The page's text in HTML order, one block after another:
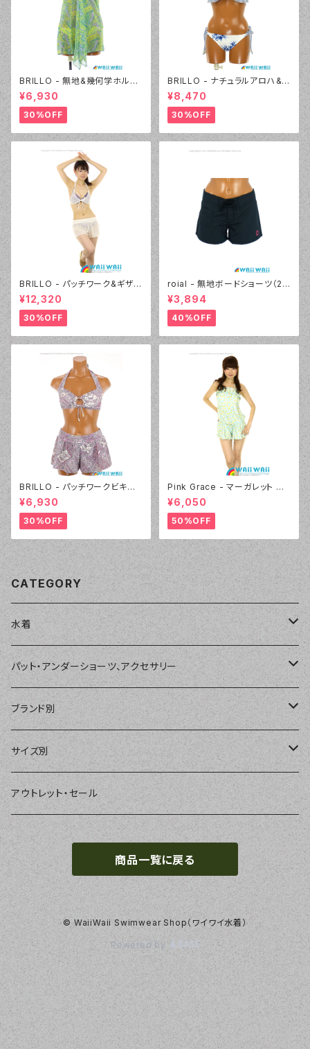
BRILLO - 無地&幾何学ホルタ
ー 2Wayパレオセット（3313 -
40:イエロー）
¥6,930
30%OFF
BRILLO - ナチュラルアロハ&D
ENIM フリル三角ビキニ（4306
- 01:ホワイト）
¥8,470
30%OFF
BRILLO - パッチワーク&ギザギ
ザニット キュロパンセット（330
6 - 75:ネイビーブルー）
¥12,320
30%OFF
roial - 無地ボードショーツ（22
430 - 05:ブラック）
¥3,894
40%OFF
BRILLO - パッチワークビキニ
キュロパンセット（3310 - 01:ホ
ワイト）
¥6,930
30%OFF
Pink Grace - マーガレット ロ
ンパース3点セット（4804 - 7
0:ブルー）
¥6,050
50%OFF
CATEGORY
水着
単品
ショートパンツ、ボードショーツ
パーカー、ラッシュパーカー
ラッシュガード、ジャケット
ワンピース・モノキニ
ナチュラルタンキニ
ナチュラルタンキニ
2点セット
4点セット
3点セット
パット・アンダーショーツ、アクセサリー
パット
アンダーショーツ
アクセサリー
ブランド別
BEACH QUEEN
MILSQUR
Sweet Flavor
LIP SERVICE
EMODA
Pinky&Dianne
NATURAL BEAUTY
roial
サイズ別
フリー
7号
S9号
M11号
13号
LL
15号
アウトレット・セール
商品一覧に戻る
© WaiiWaii Swimwear Shop（ワイワイ水着）
Powered by